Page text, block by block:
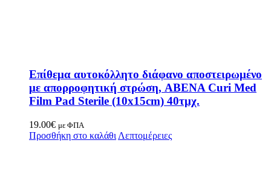
Επίθεμα αυτοκόλλητο διάφανο αποστειρωμένο
με απορροφητική στρώση, ABENA Curi Med
Film Pad Sterile (10x15cm) 40τμχ.
19.00€ με ΦΠΑ
Προσθήκη στο καλάθι Λεπτομέρειες